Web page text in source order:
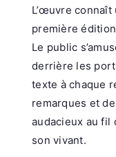
L’œuvre
première
Le public
derrière les
texte à chaque
remarques et
audacieux au fil
son vivant.